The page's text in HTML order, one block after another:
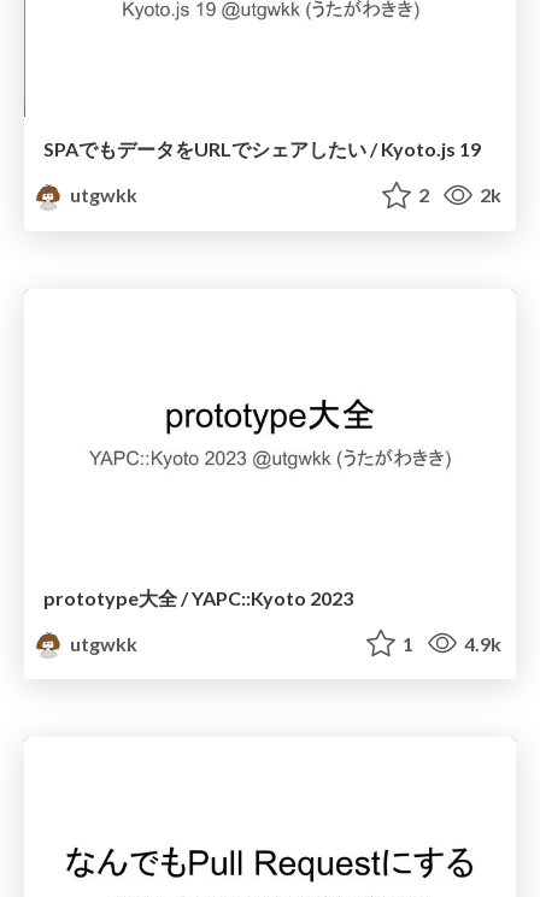
SPAでもデータをURLでシェアしたい / Kyoto.js 19
utgwkk
2 2k
prototype大全 / YAPC::Kyoto 2023
utgwkk
1 4.9k